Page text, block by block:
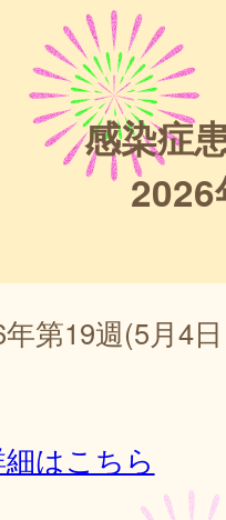
感染症
2026
第19週(5月4
はこちら